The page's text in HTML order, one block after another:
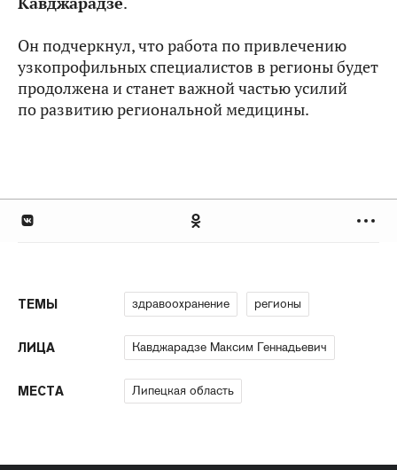
Он подчеркнул, что работа по привлечению
узкопрофильных специалистов в регионы будет
продолжена и станет важной частью усилий
по развитию региональной медицины.
ТЕМЫ здравоохранение регионы
ЛИЦА Кавджарадзе Максим Геннадьевич
МЕСТА Липецкая область